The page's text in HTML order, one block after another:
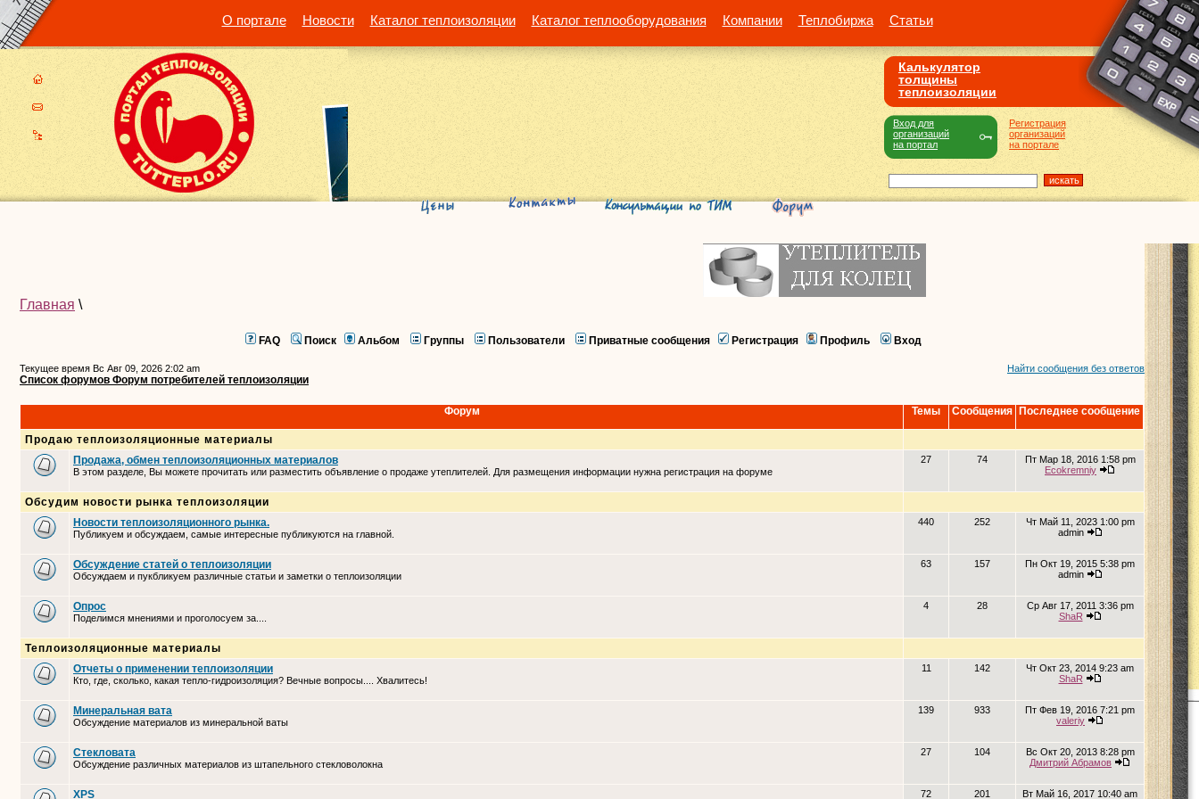
О портале Новости Каталог теплоизоляции Каталог теплооборудования Компании Теплобиржа Статьи
Калькулятор
толщины
теплоизоляции
Регистрация
организаций
на портале
Вход для
организаций
на портал
Главная \
FAQ Поиск Альбом Группы Пользователи Приватные сообщения Регистрация Профиль Вход
Текущее время Вс Авг 09, 2026 2:02 am
Список форумов Форум потребителей теплоизоляции
Найти сообщения без ответов
Форум Темы Сообщения Последнее сообщение
Продаю теплоизоляционные материалы
Продажа, обмен теплоизоляционных материалов
В этом разделе, Вы можете прочитать или разместить объявление о продаже утеплителей. Для размещения информации нужна регистрация на форуме
27 74
Пт Мар 18, 2016 1:58 pm
Ecokremniy
Обсудим новости рынка теплоизоляции
Новости теплоизоляционного рынка.
Публикуем и обсуждаем, самые интересные публикуются на главной.
440 252
Чт Май 11, 2023 1:00 pm
admin
Обсуждение статей о теплоизоляции
Обсуждаем и пукбликуем различные статьи и заметки о теплоизоляции
63 157
Пн Окт 19, 2015 5:38 pm
admin
Опрос
Поделимся мнениями и проголосуем за....
4 28
Ср Авг 17, 2011 3:36 pm
ShaR
Теплоизоляционные материалы
Отчеты о применении теплоизоляции
Кто, где, сколько, какая тепло-гидроизоляция? Вечные вопросы.... Хвалитесь!
11 142
Чт Окт 23, 2014 9:23 am
ShaR
Минеральная вата
Обсуждение материалов из минеральной ваты
139 933
Пт Фев 19, 2016 7:21 pm
valeriy
Стекловата
Обсуждение различных материалов из штапельного стекловолокна
27 104
Вс Окт 20, 2013 8:28 pm
Дмитрий Абрамов
XPS 72 201 Вт Май 16, 2017 10:40 am